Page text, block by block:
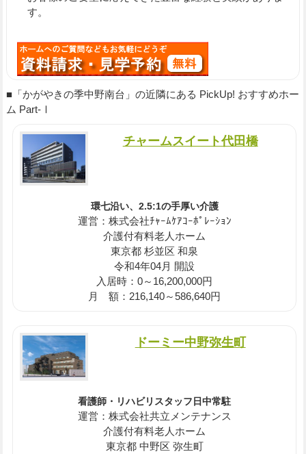
す。
■「かがやきの季中野南台」の近隣にある PickUp! おすすめホー
ム Part-Ⅰ
チャームスイート代田橋
環七沿い、2.5:1の手厚い介護
運営：株式会社ﾁｬｰﾑｹｱｺｰﾎﾟﾚｰｼｮﾝ
介護付有料老人ホーム
東京都 杉並区 和泉
令和4年04月 開設
入居時：0～16,200,000円
月 額：216,140～586,640円
ドーミー中野弥生町
看護師・リハビリスタッフ日中常駐
運営：株式会社共立メンテナンス
介護付有料老人ホーム
東京都 中野区 弥生町